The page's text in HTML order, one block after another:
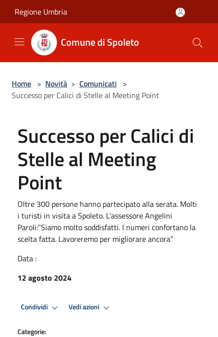
Regione Umbria
Comune di Spoleto
Home > Novità > Comunicati >
Successo per Calici di Stelle al Meeting Point
Successo per Calici di
Stelle al Meeting
Point
Oltre 300 persone hanno partecipato alla serata. Molti
i turisti in visita a Spoleto. L’assessore Angelini
Paroli:”Siamo molto soddisfatti. I numeri confortano la
scelta fatta. Lavoreremo per migliorare ancora”
Data :
12 agosto 2024
Condividi Vedi azioni
Categorie: